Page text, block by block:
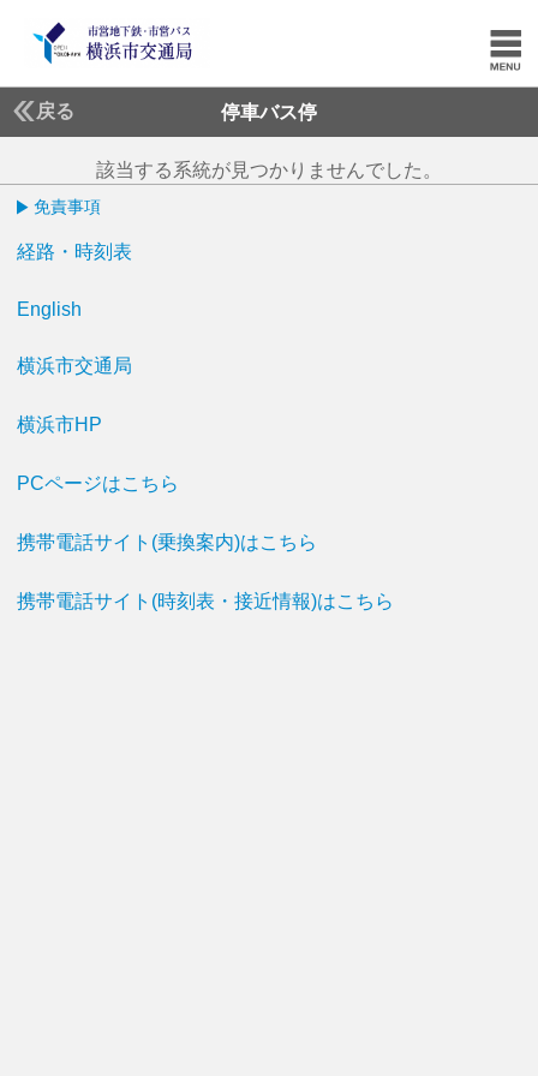
戻る 停車バス停
該当する系統が見つかりませんでした。
免責事項
経路・時刻表
English
横浜市交通局
横浜市HP
PCページはこちら
携帯電話サイト(乗換案内)はこちら
携帯電話サイト(時刻表・接近情報)はこちら